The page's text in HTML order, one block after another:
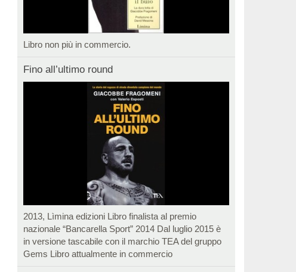
Libro non più in commercio.
Fino all’ultimo round
2013, Lìmina edizioni Libro finalista al premio
nazionale “Bancarella Sport” 2014 Dal luglio 2015 è
in versione tascabile con il marchio TEA del gruppo
Gems Libro attualmente in commercio